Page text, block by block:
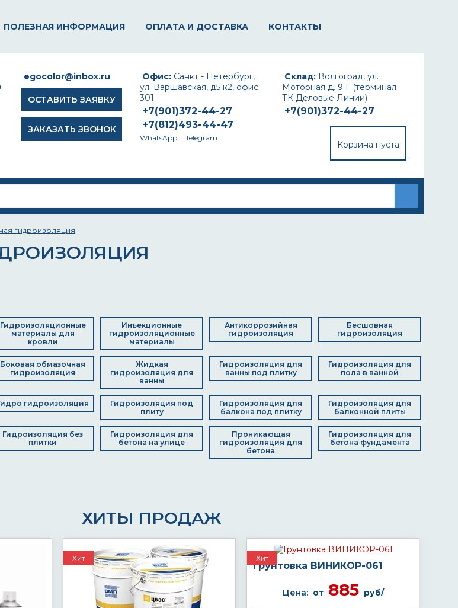
ПОЛЕЗНАЯ ИНФОРМАЦИЯ ОПЛАТА И ДОСТАВКА КОНТАКТЫ
Склад: Волгоград, ул.
Моторная д. 9 Г (терминал
ТК Деловые Линии)
+7(901)372-44-27
Корзина пуста
Офис: Санкт - Петербург,
ул. Варшавская, д5 к2, офис
301
+7(901)372-44-27
+7(812)493-44-47
WhatsApp Telegram
egocolor@inbox.ru
ОСТАВИТЬ ЗАЯВКУ
ЗАКАЗАТЬ ЗВОНОК
гидроизоляция
Гидроизоляционные
материалы для
кровли
Инъекционные
гидроизоляционные
материалы
Антикоррозийная
гидроизоляция
Бесшовная
гидроизоляция
Боковая обмазочная
гидроизоляция
Жидкая
гидроизоляция для
ванны
Гидроизоляция для
ванны под плитку
Гидроизоляция для
пола в ванной
гидроизоляция
Гидроизоляция под
плиту
Гидроизоляция для
балкона под плитку
Гидроизоляция для
балконной плиты
Гидроизоляция без
плитки
Гидроизоляция для
бетона на улице
Проникающая
гидроизоляция для
бетона
Гидроизоляция для
бетона фундамента
ХИТЫ ПРОДАЖ
Хит Хит
Грунтовка ВИНИКОР-061
Цена: от885 руб/